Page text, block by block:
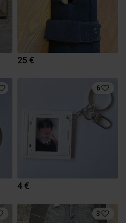
25 €
6
4 €
3